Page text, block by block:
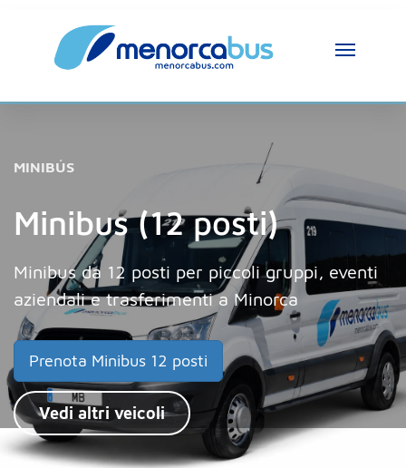
MINIBÚS
Minibus (12 posti)
Minibus da 12 posti per piccoli gruppi, eventi
aziendali e trasferimenti a Minorca
Prenota Minibus 12 posti
Vedi altri veicoli